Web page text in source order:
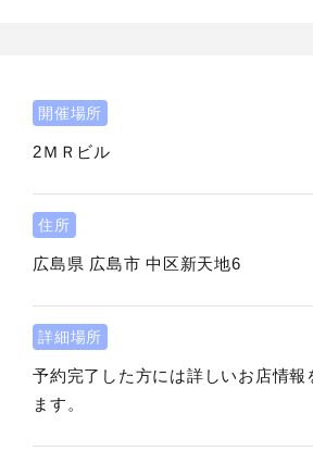
開催場所
2ＭＲビル
住所
広島県 広島市 中区新天地6
詳細場所
予約完了した方には詳しいお店情報
ます。